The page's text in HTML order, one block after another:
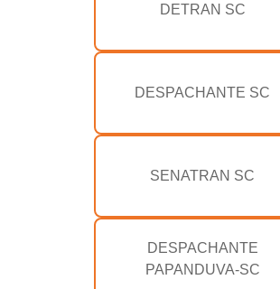
DETRAN SC
DESPACHANTE SC
SENATRAN SC
DESPACHANTE
PAPANDUVA-SC